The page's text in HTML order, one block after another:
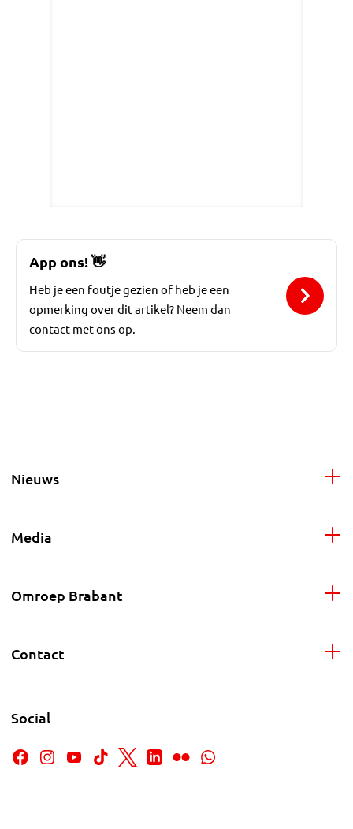
App ons!👋
Heb je een foutje gezien of heb je een
opmerking over dit artikel? Neem dan
contact met ons op.
Nieuws
Media
Omroep Brabant
Contact
Social